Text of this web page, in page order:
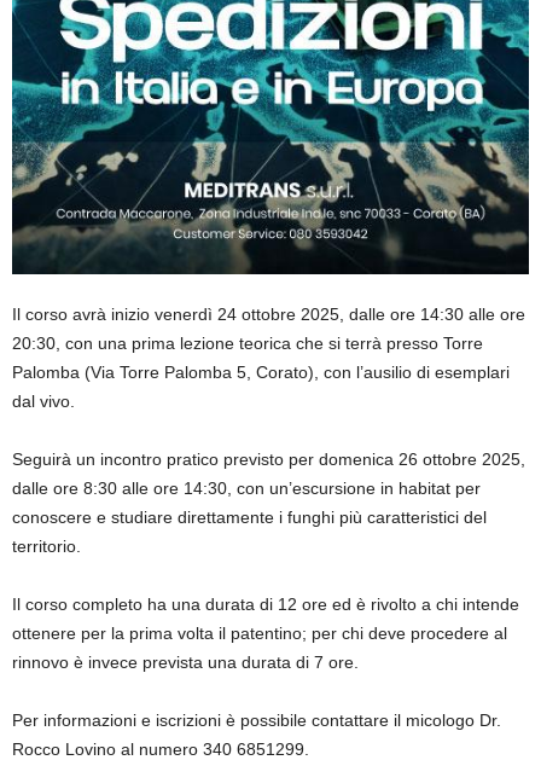
Il corso avrà inizio venerdì 24 ottobre 2025, dalle ore 14:30 alle ore
20:30, con una prima lezione teorica che si terrà presso Torre
Palomba (Via Torre Palomba 5, Corato), con l’ausilio di esemplari
dal vivo.
Seguirà un incontro pratico previsto per domenica 26 ottobre 2025,
dalle ore 8:30 alle ore 14:30, con un’escursione in habitat per
conoscere e studiare direttamente i funghi più caratteristici del
territorio.
Il corso completo ha una durata di 12 ore ed è rivolto a chi intende
ottenere per la prima volta il patentino; per chi deve procedere al
rinnovo è invece prevista una durata di 7 ore.
Per informazioni e iscrizioni è possibile contattare il micologo Dr.
Rocco Lovino al numero 340 6851299